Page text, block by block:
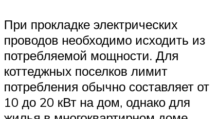
При прокладке электрических
проводов необходимо исходить из
потребляемой мощности. Для
коттеджных поселков лимит
потребления обычно составляет от
10 до 20 кВт на дом, однако для